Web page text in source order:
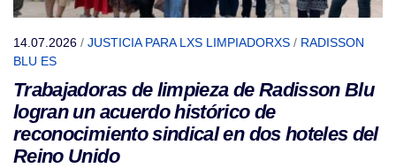
14.07.2026 / JUSTICIA PARA LXS LIMPIADORXS / RADISSON
BLU ES
Trabajadoras de limpieza de Radisson Blu
logran un acuerdo histórico de
reconocimiento sindical en dos hoteles del
Reino Unido